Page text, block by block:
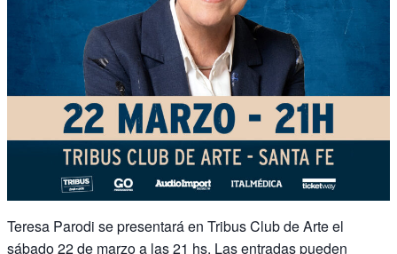
Teresa Parodi se presentará en Tribus Club de Arte el
sábado 22 de marzo a las 21 hs. Las entradas pueden